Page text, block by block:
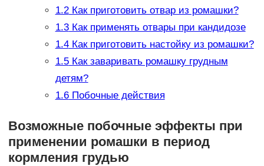
1.2Как приготовить отвар из ромашки?
1.3Как применять отвары при кандидозе
1.4Как приготовить настойку из ромашки?
1.5Как заваривать ромашку грудным
детям?
1.6Побочные действия
Возможные побочные эффекты при
применении ромашки в период
кормления грудью